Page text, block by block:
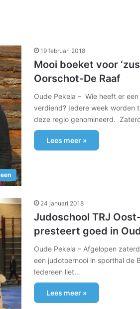
19 februari 2018
Mooi boeket voor
Oorschot-De Raaf
Oude Pekela – Wie heeft er
verdiend? Iedere week worden
deze regio genomineerd.
Lees meer »
24 januari 2018
Judoschool TRJ
presteert goed in
Oude Pekela – Afgelopen
een judotoernooi in sporthal de
Iedereen liet…
Lees meer »